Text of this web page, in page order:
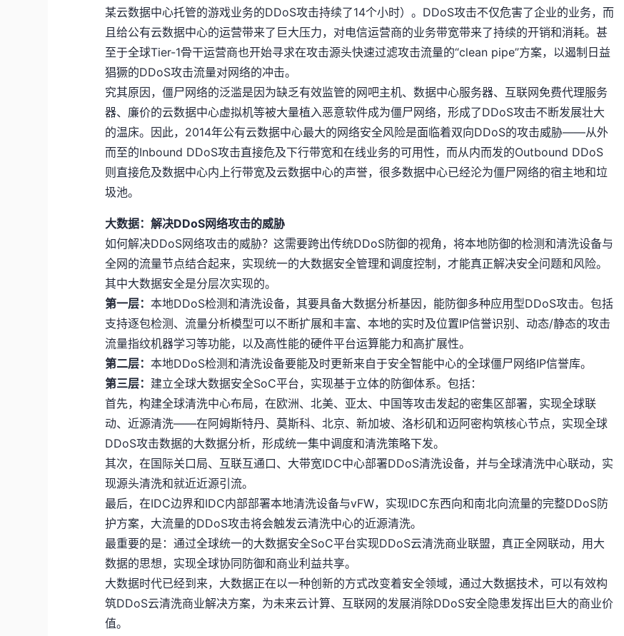
某云数据中心托管的游戏业务的DDoS攻击持续了14个小时）。DDoS攻击不仅危害了企业的业务，而
且给公有云数据中心的运营带来了巨大压力，对电信运营商的业务带宽带来了持续的开销和消耗。甚
至于全球Tier-1骨干运营商也开始寻求在攻击源头快速过滤攻击流量的“clean pipe”方案，以遏制日益
猖獗的DDoS攻击流量对网络的冲击。
究其原因，僵尸网络的泛滥是因为缺乏有效监管的网吧主机、数据中心服务器、互联网免费代理服务
器、廉价的云数据中心虚拟机等被大量植入恶意软件成为僵尸网络，形成了DDoS攻击不断发展壮大
的温床。因此，2014年公有云数据中心最大的网络安全风险是面临着双向DDoS的攻击威胁——从外
而至的Inbound DDoS攻击直接危及下行带宽和在线业务的可用性，而从内而发的Outbound DDoS
则直接危及数据中心内上行带宽及云数据中心的声誉，很多数据中心已经沦为僵尸网络的宿主地和垃
圾池。
大数据：解决DDoS网络攻击的威胁
如何解决DDoS网络攻击的威胁？这需要跨出传统DDoS防御的视角，将本地防御的检测和清洗设备与
全网的流量节点结合起来，实现统一的大数据安全管理和调度控制，才能真正解决安全问题和风险。
其中大数据安全是分层次实现的。
第一层：本地DDoS检测和清洗设备，其要具备大数据分析基因，能防御多种应用型DDoS攻击。包括
支持逐包检测、流量分析模型可以不断扩展和丰富、本地的实时及位置IP信誉识别、动态/静态的攻击
流量指纹机器学习等功能，以及高性能的硬件平台运算能力和高扩展性。
第二层：本地DDoS检测和清洗设备要能及时更新来自于安全智能中心的全球僵尸网络IP信誉库。
第三层： 建立全球大数据安全SoC平台，实现基于立体的防御体系。包括：
首先，构建全球清洗中心布局，在欧洲、北美、亚太、中国等攻击发起的密集区部署，实现全球联
动、近源清洗——在阿姆斯特丹、莫斯科、北京、新加坡、洛杉矶和迈阿密构筑核心节点，实现全球
DDoS攻击数据的大数据分析，形成统一集中调度和清洗策略下发。
其次，在国际关口局、互联互通口、大带宽IDC中心部署DDoS清洗设备，并与全球清洗中心联动，实
现源头清洗和就近近源引流。
最后，在IDC边界和IDC内部部署本地清洗设备与vFW，实现IDC东西向和南北向流量的完整DDoS防
护方案，大流量的DDoS攻击将会触发云清洗中心的近源清洗。
最重要的是：通过全球统一的大数据安全SoC平台实现DDoS云清洗商业联盟，真正全网联动，用大
数据的思想，实现全球协同防御和商业利益共享。
大数据时代已经到来，大数据正在以一种创新的方式改变着安全领域，通过大数据技术，可以有效构
筑DDoS云清洗商业解决方案，为未来云计算、互联网的发展消除DDoS安全隐患发挥出巨大的商业价
值。